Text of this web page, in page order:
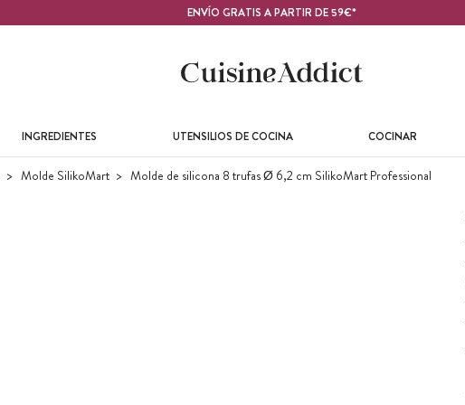
ENVÍO GRATIS A PARTIR DE 59€*
INGREDIENTES UTENSILIOS DE COCINA COCINAR
Molde SilikoMart Molde de silicona 8 trufas Ø 6,2 cm SilikoMart Professional